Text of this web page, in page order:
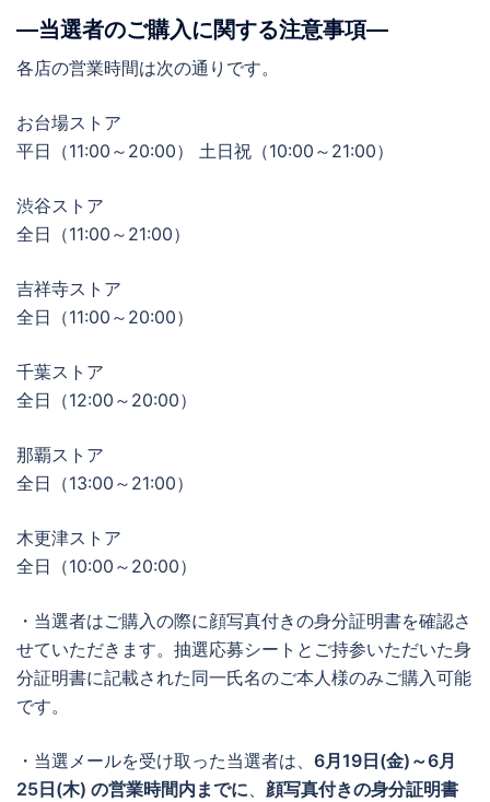
―当選者のご購入に関する注意事項―
各店の営業時間は次の通りです。
お台場ストア
平日（11:00～20:00） 土日祝（10:00～21:00）
渋谷ストア
全日（11:00～21:00）
吉祥寺ストア
全日（11:00～20:00）
千葉ストア
全日（12:00～20:00）
那覇ストア
全日（13:00～21:00）
木更津ストア
全日（10:00～20:00）
・当選者はご購入の際に顔写真付きの身分証明書を確認さ
せていただきます。抽選応募シートとご持参いただいた身
分証明書に記載された同一氏名のご本人様のみご購入可能
です。
・当選メールを受け取った当選者は、 6月19日(金)～6月
25日(木) の営業時間内までに、 顔写真付きの身分証明書